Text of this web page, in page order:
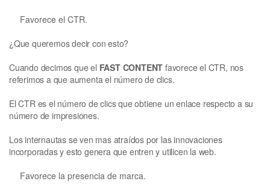
Favorece el CTR.
¿Que queremos decir con esto?
Cuando decimos que el FAST CONTENT favorece el CTR, nos
referimos a que aumenta el número de clics.
El CTR es el número de clics que obtiene un enlace respecto a su
número de impresiones.
Los internautas se ven mas atraídos por las innovaciones
incorporadas y esto genera que entren y utilicen la web.
Favorece la presencia de marca.